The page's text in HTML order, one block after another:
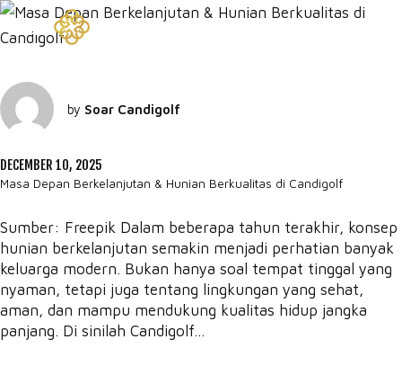
by Soar Candigolf
DECEMBER 10, 2025
Masa Depan Berkelanjutan & Hunian Berkualitas di Candigolf
Sumber: Freepik Dalam beberapa tahun terakhir, konsep
hunian berkelanjutan semakin menjadi perhatian banyak
keluarga modern. Bukan hanya soal tempat tinggal yang
nyaman, tetapi juga tentang lingkungan yang sehat,
aman, dan mampu mendukung kualitas hidup jangka
panjang. Di sinilah Candigolf...